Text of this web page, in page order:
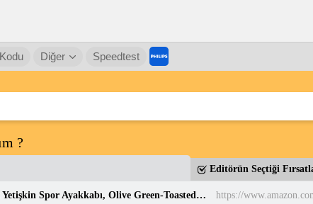
Diğer Speedtest
?
Editörün Seçtiği
PUMA Puma Smash 3.0 Etiqueta Unisex Yetişkin Spor Ayakkabı, Olive Green-Toasted Almond, 37 : Amazon.com.tr: Moda https://